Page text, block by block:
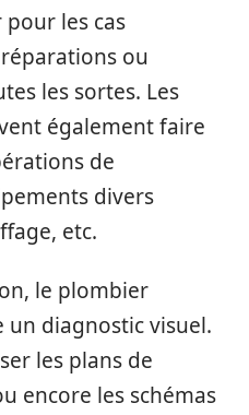
les cas
ou
les sortes. Les
également faire
de
divers
etc.
le plombier
diagnostic visuel.
les plans de
encore les schémas